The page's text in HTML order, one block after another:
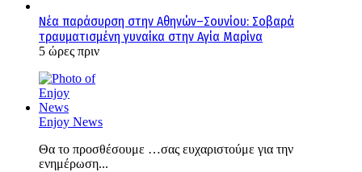
Νέα παράσυρση στην Αθηνών–Σουνίου: Σοβαρά
τραυματισμένη γυναίκα στην Αγία Μαρίνα
5 ώρες πριν
Enjoy News
Θα το προσθέσουμε …σας ευχαριστούμε για την
ενημέρωση...